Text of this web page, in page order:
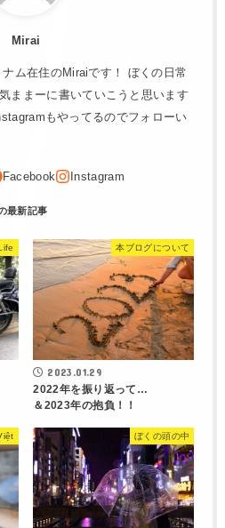
Mirai
ム在住のMiraiです！ ぼくの日常
ままーに書いていこうと思います
もやってるのでフォローい
本ブログについて
2023.01.29
2022年を振り返って…
＆2023年の抱負！！
ぼくの頭の中